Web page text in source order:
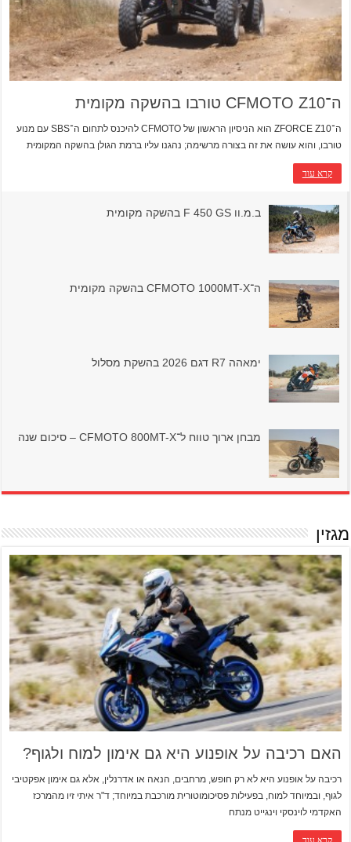
ה־CFMOTO Z10 טורבו בהשקה מקומית
ה־ZFORCE Z10 הוא הניסיון הראשון של CFMOTO להיכנס לתחום ה־SBS עם מנוע
טורבו, והוא עושה את זה בצורה מרשימה; נהגנו עליו ברמת הגולן בהשקה המקומית
קרא עוד
ב.מ.וו F 450 GS בהשקה מקומית
ה־CFMOTO 1000MT-X בהשקה מקומית
ימאהה R7 דגם 2026 בהשקת מסלול
מבחן ארוך טווח ל־CFMOTO 800MT-X – סיכום שנה
מגזין
האם רכיבה על אופנוע היא גם אימון למוח ולגוף?
רכיבה על אופנוע היא לא רק חופש, מרחבים, הנאה או אדרנלין, אלא גם אימון אפקטיבי
לגוף, ובמיוחד למוח, בפעילות פסיכומוטורית מורכבת במיוחד; ד"ר איתי זיו מהמרכז
האקדמי לוינסקי וינגייט מנתח